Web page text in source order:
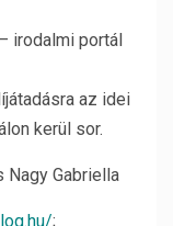
irodalmi portál
az idei
kerül sor.
Nagy Gabriella
;